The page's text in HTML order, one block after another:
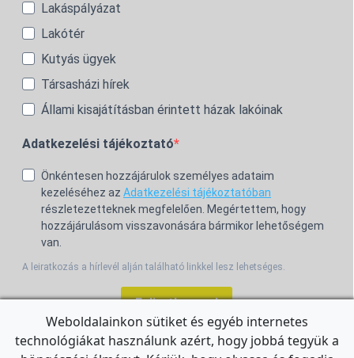
Lakáspályázat
Lakótér
Kutyás ügyek
Társasházi hírek
Állami kisajátításban érintett házak lakóinak
Adatkezelési tájékoztató
Önkéntesen hozzájárulok személyes adataim
kezeléséhez az Adatkezelési tájékoztatóban
részletezetteknek megfelelően. Megértettem, hogy
hozzájárulásom visszavonására bármikor lehetőségem
van.
A leiratkozás a hírlevél alján található linkkel lesz lehetséges.
Feliratkozom!
Weboldalainkon sütiket és egyéb internetes
technológiákat használunk azért, hogy jobbá tegyük a